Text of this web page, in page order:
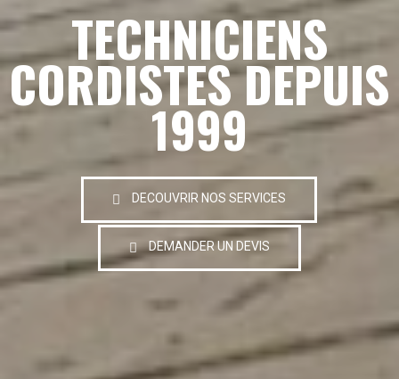
TECHNICIENS
CORDISTES DEPUIS
1999
DECOUVRIR NOS SERVICES
DEMANDER UN DEVIS